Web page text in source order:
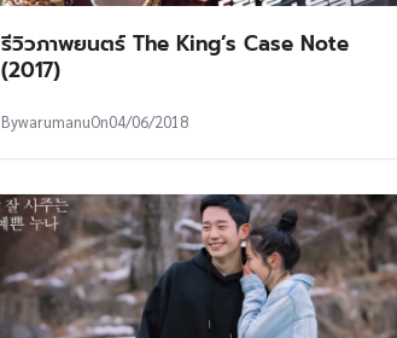
รีวิวภาพยนตร์ The King’s Case Note
(2017)
BywarumanuOn04/06/2018